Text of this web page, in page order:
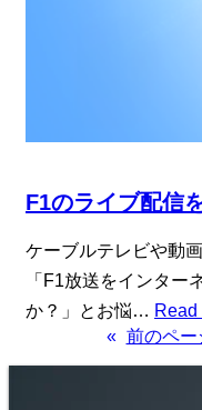
F1のライブ配信
ケーブルテレビや動
「F1放送をインター
か？」とお悩… Read
« 前のペー